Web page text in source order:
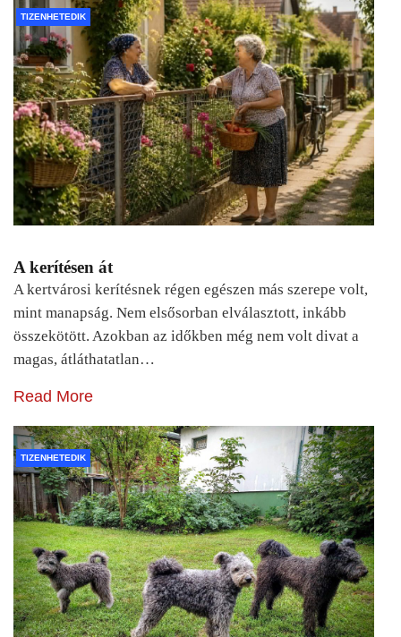
TIZENHETEDIK
A kerítésen át
A kertvárosi kerítésnek régen egészen más szerepe volt,
mint manapság. Nem elsősorban elválasztott, inkább
összekötött. Azokban az időkben még nem volt divat a
magas, átláthatatlan…
Read More
TIZENHETEDIK